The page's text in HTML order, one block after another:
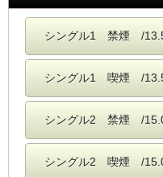
シングル1 禁煙 /
シングル1 喫煙 /
シングル2 禁煙 /
シングル2 喫煙 /